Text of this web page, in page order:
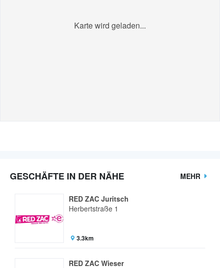
Karte wird geladen...
GESCHÄFTE IN DER NÄHE MEHR
RED ZAC Juritsch
Herbertstraße 1
3.3km
RED ZAC Wieser